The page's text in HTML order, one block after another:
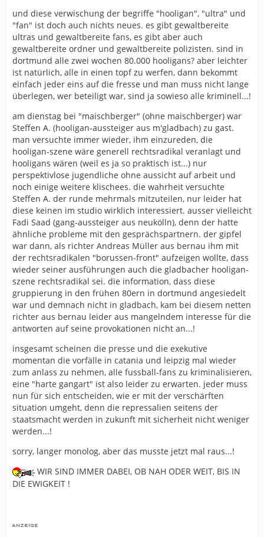
und diese verwischung der begriffe "hooligan", "ultra" und
"fan" ist doch auch nichts neues. es gibt gewaltbereite
ultras und gewaltbereite fans, es gibt aber auch
gewaltbereite ordner und gewaltbereite polizisten. sind in
dortmund alle zwei wochen 80.000 hooligans? aber leichter
ist natürlich, alle in einen topf zu werfen, dann bekommt
einfach jeder eins auf die fresse und man muss nicht lange
überlegen, wer beteiligt war, sind ja sowieso alle kriminell...!
am dienstag bei "maischberger" (ohne maischberger) war
Steffen A. (hooligan-aussteiger aus m'gladbach) zu gast.
man versuchte immer wieder, ihm einzureden, die
hooligan-szene wäre generell rechtsradikal veranlagt und
hooligans wären (weil es ja so praktisch ist...) nur
perspektivlose jugendliche ohne aussicht auf arbeit und
noch einige weitere klischees. die wahrheit versuchte
Steffen A. der runde mehrmals mitzuteilen, nur leider hat
diese keinen im studio wirklich interessiert. ausser vielleicht
Fadi Saad (gang-aussteiger aus neukölln), denn der hatte
ähnliche probleme mit den gesprächspartnern. der gipfel
war dann, als richter Andreas Müller aus bernau ihm mit
der rechtsradikalen "borussen-front" aufzeigen wollte, dass
wieder seiner ausführungen auch die gladbacher hooligan-
szene rechtsradikal sei. die information, dass diese
gruppierung in den frühen 80ern in dortmund angesiedelt
war und demnach nicht in gladbach, kam bei diesem netten
richter aus bernau leider aus mangelndem interesse für die
antworten auf seine provokationen nicht an...!
insgesamt scheinen die presse und die exekutive
momentan die vorfälle in catania und leipzig mal wieder
zum anlass zu nehmen, alle fussball-fans zu kriminalisieren,
eine "harte gangart" ist also leider zu erwarten. jeder muss
nun für sich entscheiden, wie er mit der verschärften
situation umgeht, denn die repressalien seitens der
staatsmacht werden in zukunft mit sicherheit nicht weniger
werden...!
sorry, langer monolog, aber das musste jetzt mal raus...!
WIR SIND IMMER DABEI, OB NAH ODER WEIT, BIS IN
DIE EWIGKEIT !